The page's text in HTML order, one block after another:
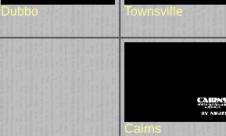
Dubbo Townsville
Cairns